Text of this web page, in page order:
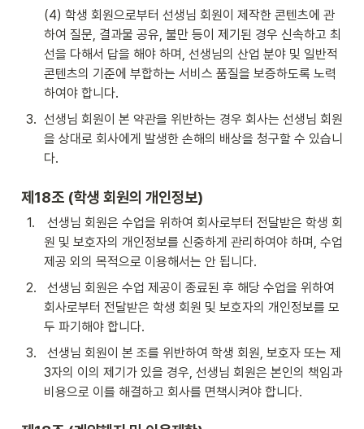
(4) 학생 회원으로부터 선생님 회원이 제작한 콘텐츠에 관
하여 질문, 결과물 공유, 불만 등이 제기된 경우 신속하고 최
선을 다해서 답을 해야 하며, 선생님의 산업 분야 및 일반적
콘텐츠의 기준에 부합하는 서비스 품질을 보증하도록 노력
하여야 합니다.
3. 선생님 회원이 본 약관을 위반하는 경우 회사는 선생님 회원
을 상대로 회사에게 발생한 손해의 배상을 청구할 수 있습니
다.
제18조 (학생 회원의 개인정보)
1.
원 및 보호자의 개인정보를 신중하게 관리하여야 하며, 수업
제공 외의 목적으로 이용해서는 안 됩니다.
2.
회사로부터 전달받은 학생 회원 및 보호자의 개인정보를 모
두 파기해야 합니다.
3.
3자의 이의 제기가 있을 경우, 선생님 회원은 본인의 책임과
비용으로 이를 해결하고 회사를 면책시켜야 합니다.